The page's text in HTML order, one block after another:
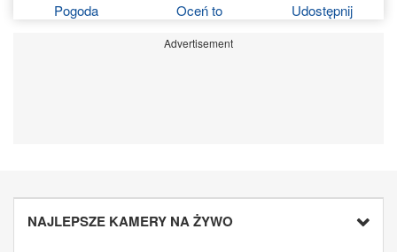
Pogoda Oceń to Udostępnij
Advertisement
NAJLEPSZE KAMERY NA ŻYWO